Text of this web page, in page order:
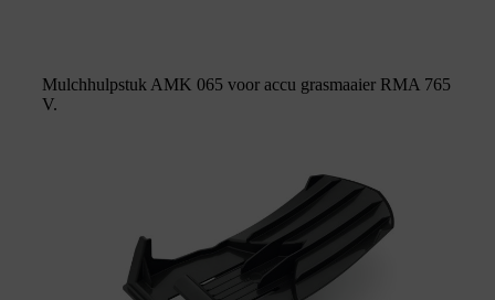
Mulchhulpstuk AMK 065 voor accu grasmaaier RMA 765
V.